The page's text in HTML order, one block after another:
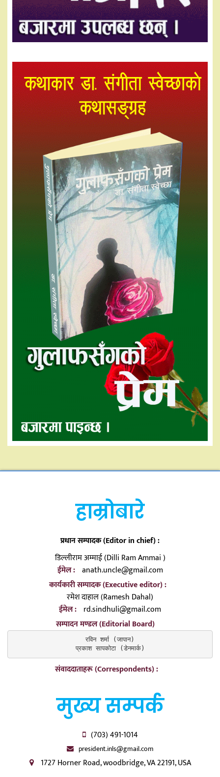
हाम्रोबारे
प्रधान सम्पादक (Editor in chief) :
डिल्लीराम अम्माई (Dilli Ram Ammai )
ईमेल : anath.uncle@gmail.com
कार्यकारी सम्पादक (Executive editor) :
रमेश दाहाल (Ramesh Dahal)
ईमेल : rd.sindhuli@gmail.com
सम्पादन मण्डल (Editorial Board)
रविन शर्मा (जापान)
प्रकाश सापकोटा (डेनमार्क)
संवाददाताहरू (Correspondents) :
मुख्य सम्पर्क
(703) 491-1014
president.inls@gmail.com
1727 Horner Road, woodbridge, VA 22191, USA